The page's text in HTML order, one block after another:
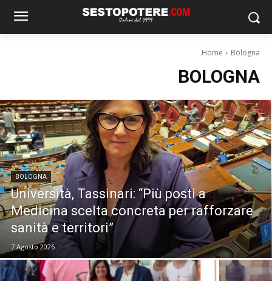
Home Bologna
BOLOGNA
BOLOGNA
Università, Tassinari: “Più posti a
Medicina scelta concreta per rafforzare
sanità e territori”
7 Agosto 2026